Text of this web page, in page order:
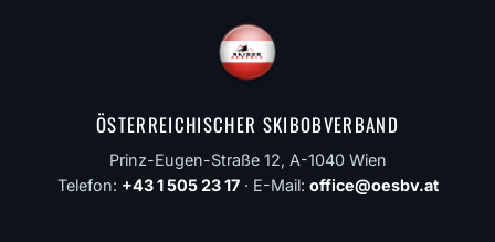
ÖSTERREICHISCHER SKIBOBVERBAND
Prinz-Eugen-Straße 12, A-1040 Wien
Telefon: +43 1 505 23 17· E-Mail: office@oesbv.at